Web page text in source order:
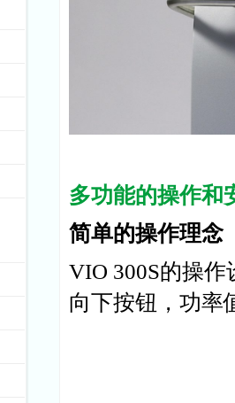
多功能的操作和
简单的操作理念
VIO 300S的操
向下按钮，功率